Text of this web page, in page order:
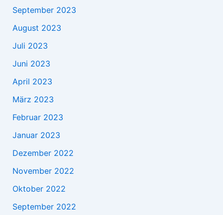
September 2023
August 2023
Juli 2023
Juni 2023
April 2023
März 2023
Februar 2023
Januar 2023
Dezember 2022
November 2022
Oktober 2022
September 2022